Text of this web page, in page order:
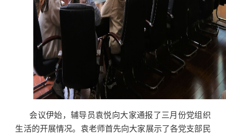
会议伊始，辅导员袁悦向大家通报了三月份党组织
生活的开展情况。袁老师首先向大家展示了各党支部民